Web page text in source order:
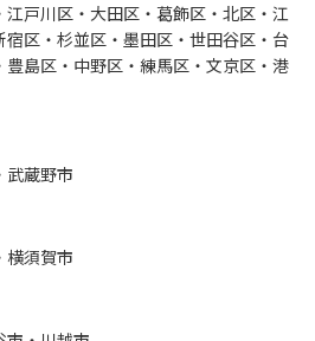
戸川区・大田区・葛飾区・北区・江
区・杉並区・墨田区・世田谷区・台
島区・中野区・練馬区・文京区・港
武蔵野市
横須賀市